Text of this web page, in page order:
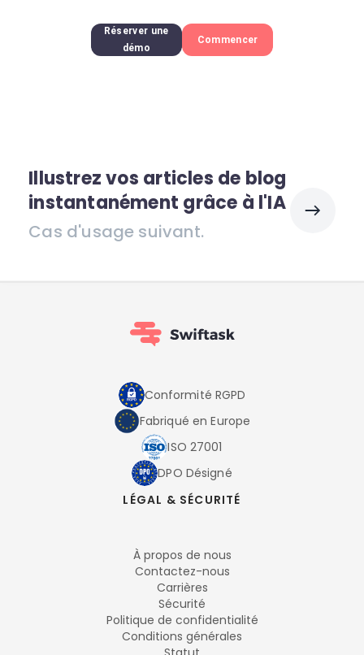
Réserver une
démo
Commencer
Illustrez vos articles de blog
instantanément grâce à l'IA
Cas d'usage suivant.
Conformité RGPD
Fabriqué en Europe
ISO 27001
DPO Désigné
LÉGAL & SÉCURITÉ
À propos de nous
Contactez-nous
Carrières
Sécurité
Politique de confidentialité
Conditions générales